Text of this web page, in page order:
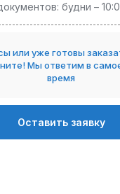
будни –
или уже готовы
Мы ответим в
время
Оставить заявку